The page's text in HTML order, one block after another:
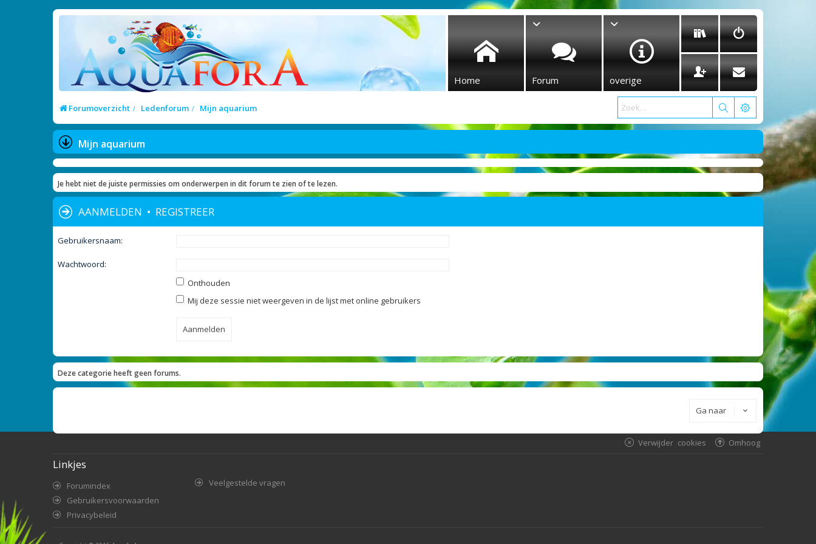
Home Forum overige
Forumoverzicht Ledenforum Mijn aquarium
Mijn aquarium
Je hebt niet de juiste permissies om onderwerpen in dit forum te zien of te lezen.
AANMELDEN • REGISTREER
Gebruikersnaam:
Wachtwoord:
Onthouden
Mij deze sessie niet weergeven in de lijst met online gebruikers
Deze categorie heeft geen forums.
Ga naar
Omhoog
Verwijder cookies
Linkjes
Forumindex
Gebruikersvoorwaarden
Privacybeleid
Veelgestelde vragen